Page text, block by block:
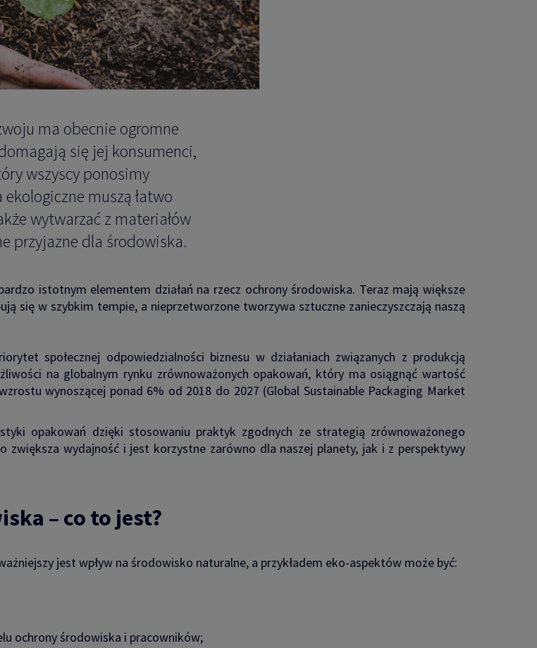
ma obecnie ogromne
się jej konsumenci,
wszyscy ponosimy
muszą łatwo
wytwarzać z materiałów
przyjazne dla środowiska.
istotnym elementem działań na rzecz ochrony środowiska. Teraz mają większe
się w szybkim tempie, a nieprzetworzone tworzywa sztuczne zanieczyszczają naszą
społecznej odpowiedzialności biznesu w działaniach związanych z produkcją
na globalnym rynku zrównoważonych opakowań, który ma osiągnąć wartość
wynoszącej ponad 6% od 2018 do 2027 (Global Sustainable Packaging Market
opakowań dzięki stosowaniu praktyk zgodnych ze strategią zrównoważonego
wydajność i jest korzystne zarówno dla naszej planety, jak i z perspektywy
– co to jest?
jest wpływ na środowisko naturalne, a przykładem eko-aspektów może być:
ochrony środowiska i pracowników;